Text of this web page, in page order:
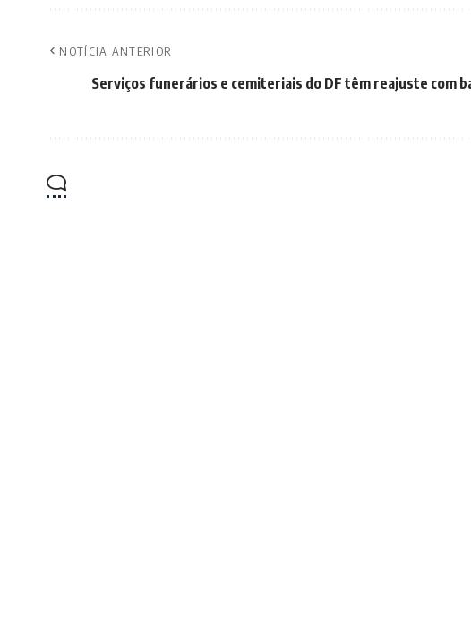
NOTÍCIA ANTERIOR
Serviços funerários e cemiteriais do DF têm reajuste com